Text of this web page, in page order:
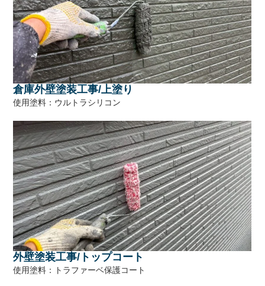
倉庫外壁塗装工事/上塗り
使用塗料：ウルトラシリコン
外壁塗装工事/トップコート
使用塗料：トラファーベ保護コート